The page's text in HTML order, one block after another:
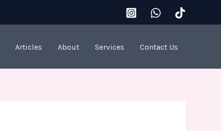
Articles About Services Contact Us